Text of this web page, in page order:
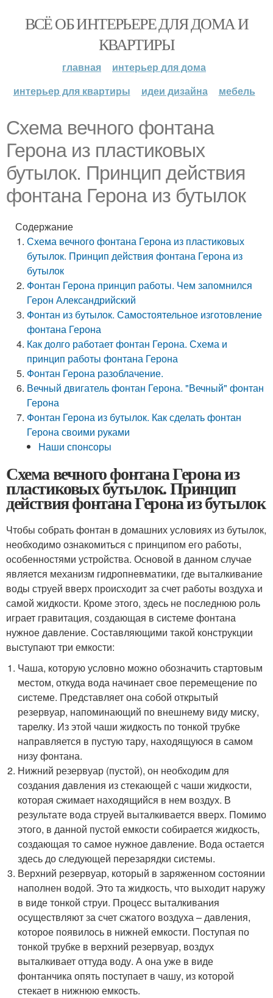
ВСЁ ОБ ИНТЕРЬЕРЕ ДЛЯ ДОМА И
КВАРТИРЫ
главная
интерьер для дома
интерьер для квартиры
идеи дизайна мебель
Схема вечного фонтана
Герона из пластиковых
бутылок. Принцип действия
фонтана Герона из бутылок
Содержание
Схема вечного фонтана Герона из пластиковых
бутылок. Принцип действия фонтана Герона из
бутылок
Фонтан Герона принцип работы. Чем запомнился
Герон Александрийский
Фонтан из бутылок. Самостоятельное изготовление
фонтана Герона
Как долго работает фонтан Герона. Схема и
принцип работы фонтана Герона
Фонтан Герона разоблачение.
Вечный двигатель фонтан Герона. "Вечный" фонтан
Герона
Фонтан Герона из бутылок. Как сделать фонтан
Герона своими руками
Наши спонсоры
Схема вечного фонтана Герона из
пластиковых бутылок. Принцип
действия фонтана Герона из бутылок
Чтобы собрать фонтан в домашних условиях из бутылок,
необходимо ознакомиться с принципом его работы,
особенностями устройства. Основой в данном случае
является механизм гидропневматики, где выталкивание
воды струей вверх происходит за счет работы воздуха и
самой жидкости. Кроме этого, здесь не последнюю роль
играет гравитация, создающая в системе фонтана
нужное давление. Составляющими такой конструкции
выступают три емкости:
Чаша, которую условно можно обозначить стартовым
местом, откуда вода начинает свое перемещение по
системе. Представляет она собой открытый
резервуар, напоминающий по внешнему виду миску,
тарелку. Из этой чаши жидкость по тонкой трубке
направляется в пустую тару, находящуюся в самом
низу фонтана.
Нижний резервуар (пустой), он необходим для
создания давления из стекающей с чаши жидкости,
которая сжимает находящийся в нем воздух. В
результате вода струей выталкивается вверх. Помимо
этого, в данной пустой емкости собирается жидкость,
создающая то самое нужное давление. Вода остается
здесь до следующей перезарядки системы.
Верхний резервуар, который в заряженном состоянии
наполнен водой. Это та жидкость, что выходит наружу
в виде тонкой струи. Процесс выталкивания
осуществляют за счет сжатого воздуха – давления,
которое появилось в нижней емкости. Поступая по
тонкой трубке в верхний резервуар, воздух
выталкивает оттуда воду. А она уже в виде
фонтанчика опять поступает в чашу, из которой
стекает в нижнюю емкость.